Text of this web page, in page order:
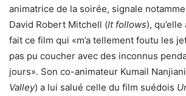
animatrice de la soirée, signale
David Robert Mitchell (It follows),
fait ce film qui «m’a tellement foutu les
pas pu coucher avec des inconnus
jours». Son co-animateur Kumail
Valley) a lui salué celle du film suédois